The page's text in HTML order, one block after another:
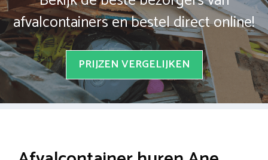
afvalcontainers en bestel direct online!
PRIJZEN VERGELIJKEN